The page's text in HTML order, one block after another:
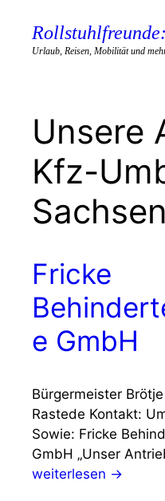
Inhalt
springen
Rollstuhlfreunde:
Urlaub, Reisen, Mobilität und
Kfz-
Fricke
e GmbH
Bürgermeister
Rastede Kontakt:
Sowie: Fricke
GmbH „Unser
weiterlesen →